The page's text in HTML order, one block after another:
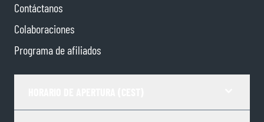
Contáctanos
Colaboraciones
Programa de afiliados